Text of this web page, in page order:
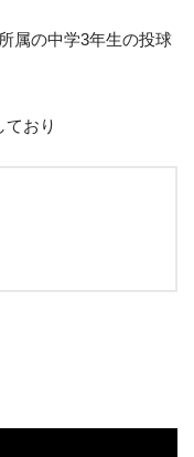
属の中学3年生の投球
ており